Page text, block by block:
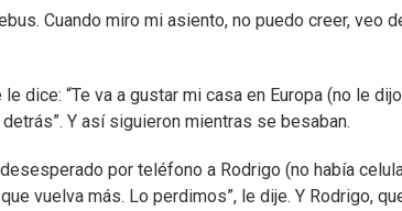
Cuando miro mi asiento, no puedo creer, veo
dice: “Te va a gustar mi casa en Europa (no le
Y así siguieron mientras se besaban.
por teléfono a Rodrigo (no había
vuelva más. Lo perdimos”, le dije. Y Rodrigo,